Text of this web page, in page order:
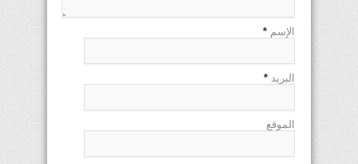
الإسم *
البريد *
الموقع